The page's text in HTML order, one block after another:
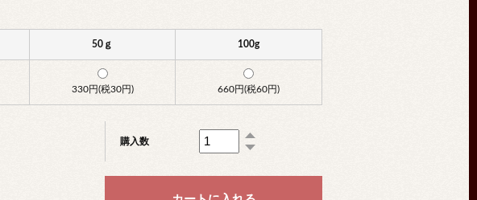
50ｇ 100g
330円(税30円) 660円(税60円)
購入数